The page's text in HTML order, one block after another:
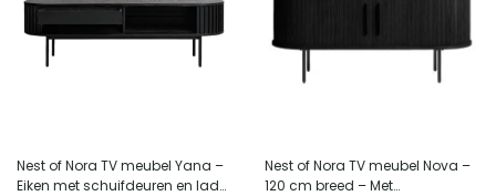
Nest of Nora TV meubel Yana –
Eiken met schuifdeuren en lade
Nest of Nora TV meubel Nova –
120 cm breed – Met